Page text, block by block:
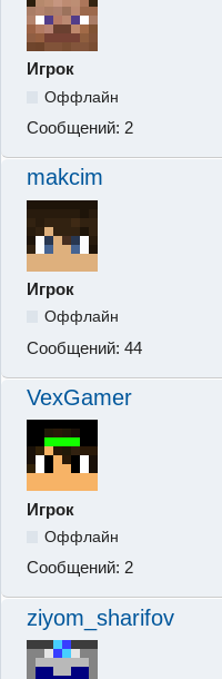
Игрок
Оффлайн
Сообщений: 2
makcim
Игрок
Оффлайн
Сообщений: 44
VexGamer
Игрок
Оффлайн
Сообщений: 2
ziyom_sharifov